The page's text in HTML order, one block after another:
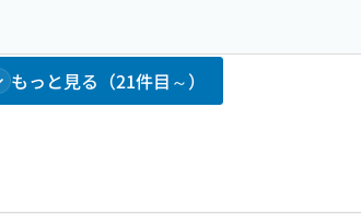
もっと見る（21件目～）